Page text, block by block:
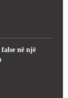
në një